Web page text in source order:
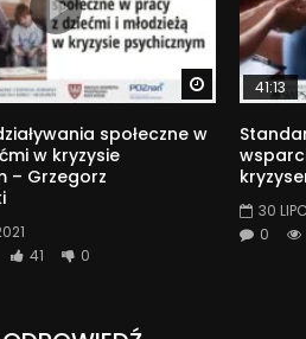
Watch Later
społeczne w
w kryzysie
– Grzegorz
41 0
41:13
30
0